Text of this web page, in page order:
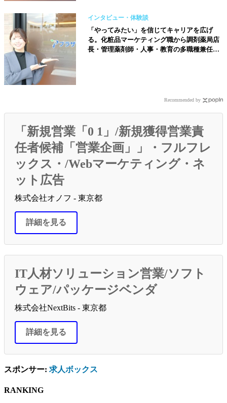
インタビュー・体験談
「やってみたい」を信じてキャリアを広げ
る。化粧品マーケティング職から調剤薬局店
長・管理薬剤師・人事・教育の多職種兼任へ
Recommended by
「新規営業「0 1」/新規獲得営業責
任者候補「営業企画」」・フルフレ
ックス・/Webマーケティング・ネ
ット広告
株式会社オノフ - 東京都
詳細を見る
IT人材ソリューション営業/ソフト
ウェア/パッケージベンダ
株式会社NextBits - 東京都
詳細を見る
スポンサー: 求人ボックス
RANKING